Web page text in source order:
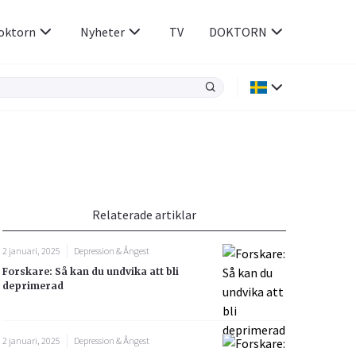
Rörelseapparaten
Sex & Samliv
Sömn & Stress
Nyheter TV DOKTORN
Relaterade artiklar
2 januari, 2025
Depression & Ångest
Forskare: Så kan du undvika att bli
deprimerad
2 januari, 2025
Depression & Ångest